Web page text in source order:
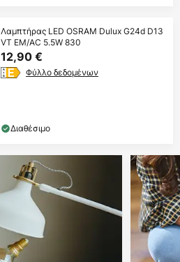
Λαμπτήρας LED OSRAM Dulux G24d D13
VT EM/AC 5.5W 830
12,90 €
Φύλλο δεδομένων
Διαθέσιμο